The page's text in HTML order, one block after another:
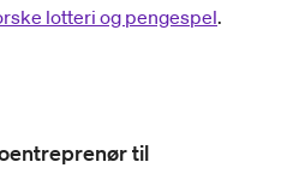
lotteri og pengespel.
til